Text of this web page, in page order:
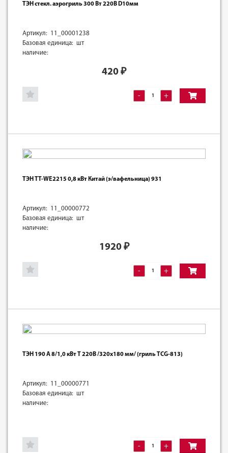
ТЭН стекл. аэрогриль 300 Вт 220В D10мм
Артикул: 11_00001238
Базовая единица: шт
наличие:
420 ₽
- +
ТЭН TT-WE2215 0,8 кВт Китай (э/вафельница) 931
Артикул: 11_00000772
Базовая единица: шт
наличие:
1920₽
- +
ТЭН 190 А 8/1,0 кВт Т 220В /320х180 мм/ (гриль TCG-813)
Артикул: 11_00000771
Базовая единица: шт
наличие:
- +